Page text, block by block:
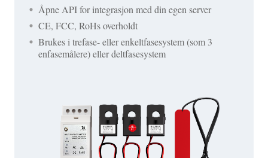
Åpne API for integrasjon med din egen server
CE, FCC, RoHs overholdt
Brukes i trefase- eller enkeltfasesystem (som 3
enfasemålere) eller deltfasesystem